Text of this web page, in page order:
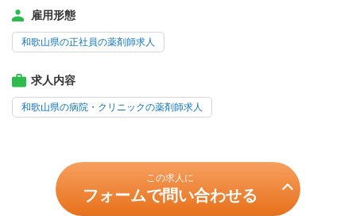
雇用形態
和歌山県の正社員の薬剤師求人
求人内容
和歌山県の病院・クリニックの薬剤師求人
この求人に
フォームで問い合わせる